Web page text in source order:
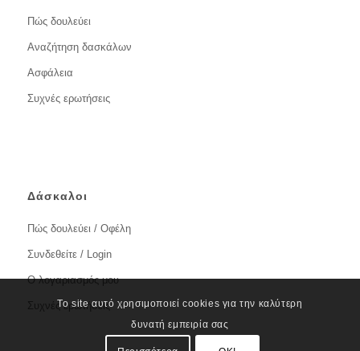
Πώς δουλεύει
Αναζήτηση δασκάλων
Ασφάλεια
Συχνές ερωτήσεις
Δάσκαλοι
Πώς δουλεύει / Οφέλη
Συνδεθείτε / Login
Ο λογαριασμός μου
Συχνές ερωτήσεις
Το site αυτό χρησιμοποιεί cookies για την καλύτερη
δυνατή εμπειρία σας